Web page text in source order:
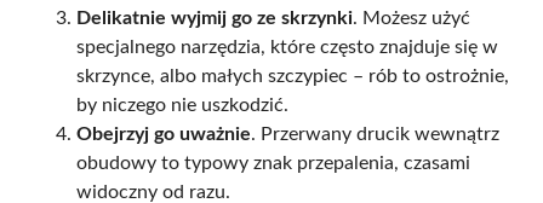
Delikatnie wyjmij go ze skrzynki. Możesz użyć
specjalnego narzędzia, które często znajduje się w
skrzynce, albo małych szczypiec – rób to ostrożnie,
by niczego nie uszkodzić.
Obejrzyj go uważnie. Przerwany drucik wewnątrz
obudowy to typowy znak przepalenia, czasami
widoczny od razu.